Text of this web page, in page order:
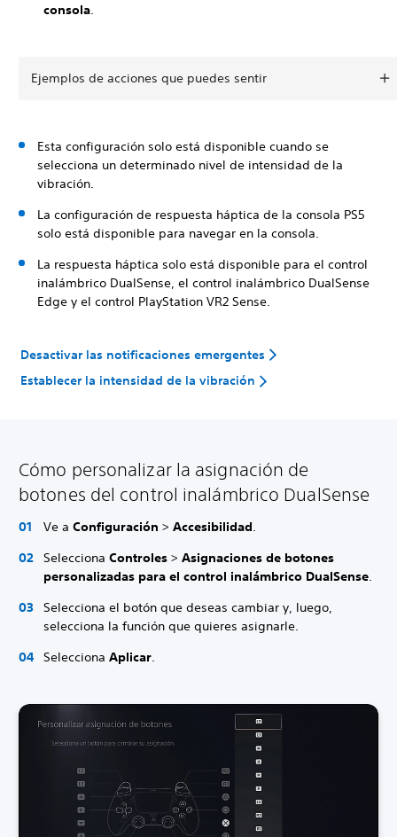
consola
Ejemplos de acciones que puedes sentir
Esta configuración solo está disponible cuando se
selecciona un determinado nivel de intensidad de la
vibración.
La configuración de respuesta háptica de la consola PS5
solo está disponible para navegar en la consola.
La respuesta háptica solo está disponible para el control
inalámbrico DualSense, el control inalámbrico DualSense
Edge y el control PlayStation VR2 Sense.
Desactivar las notificaciones emergentes
Establecer la intensidad de la vibración
Cómo personalizar la asignación de
botones del control inalámbrico DualSense
Ve a Configuración > Accesibilidad
Selecciona Controles > Asignaciones de botones
personalizadas para el control inalámbrico DualSense
Selecciona el botón que deseas cambiar y, luego,
selecciona la función que quieres asignarle.
Selecciona Aplicar